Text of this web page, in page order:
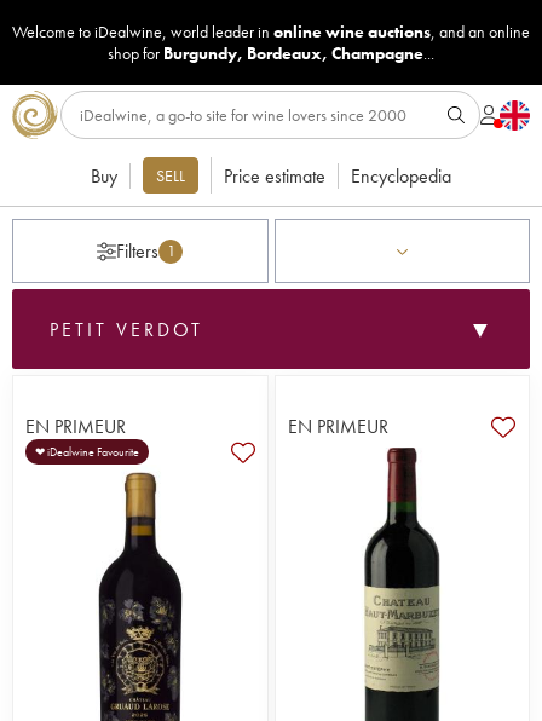
Welcome to iDealwine, world leader in online wine auctions, and an online
shop for Burgundy, Bordeaux, Champagne...
Buy SELL Price estimate Encyclopedia
Filters 1
PETIT VERDOT ▼
EN PRIMEUR
❤ iDealwine Favourite
EN PRIMEUR